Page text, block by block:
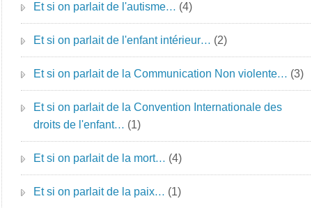
Et si on parlait de l'autisme… (4)
Et si on parlait de l'enfant intérieur… (2)
Et si on parlait de la Communication Non violente… (3)
Et si on parlait de la Convention Internationale des
droits de l'enfant… (1)
Et si on parlait de la mort… (4)
Et si on parlait de la paix… (1)